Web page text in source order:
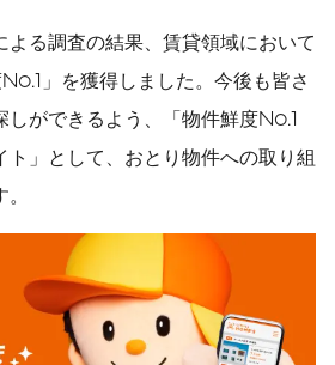
よる調査の結果、賃貸領域において
」を獲得しました。今後も皆さ
しができるよう、「物件鮮度No.1
ト」として、おとり物件への取り組